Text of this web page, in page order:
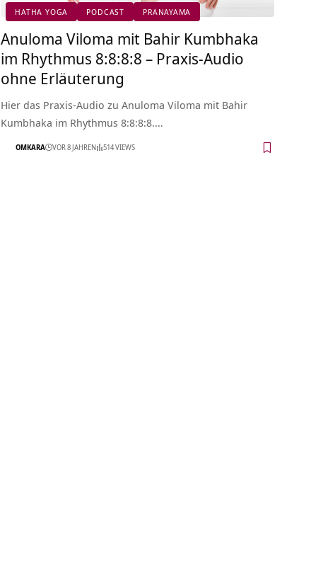
HATHA YOGA PODCAST PRANAYAMA
Anuloma Viloma mit Bahir Kumbhaka
im Rhythmus 8:8:8:8 – Praxis-Audio
ohne Erläuterung
Hier das Praxis-Audio zu Anuloma Viloma mit Bahir
Kumbhaka im Rhythmus 8:8:8:8.…
OMKARA VOR 8 JAHREN 514 VIEWS